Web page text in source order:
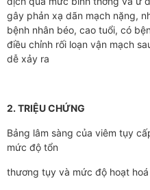
gây phản xạ dãn mạch nặng,
bệnh nhân béo, cao tuổi, có
điều chỉnh rối loạn vận mạch
dễ xảy ra
2. TRIỆU CHỨNG
Bảng lâm sàng của viêm tụy
mức độ tổn
thư­­­ơng tụy và mức độ hoạt